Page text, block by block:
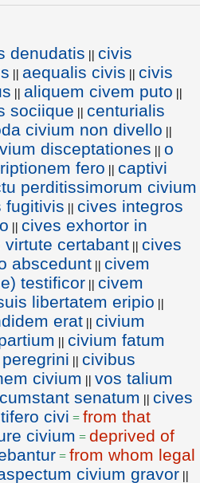
denudatis || civis
|| aequalis civis || civis
|| aliquem civem puto ||
sociique || centurialis
civium non divello ||
disceptationes || o
fero || captivi
perditissimorum civium
fugitivis || cives integros
|| cives exhortor in
certabant || cives
abscedunt || civem
testificor || civem
libertatem eripio ||
erat || civium
|| civium fatum
|| civibus
civium || vos talium
senatum || cives
civi = from that
civium = deprived of
= from whom legal
civium gravor ||